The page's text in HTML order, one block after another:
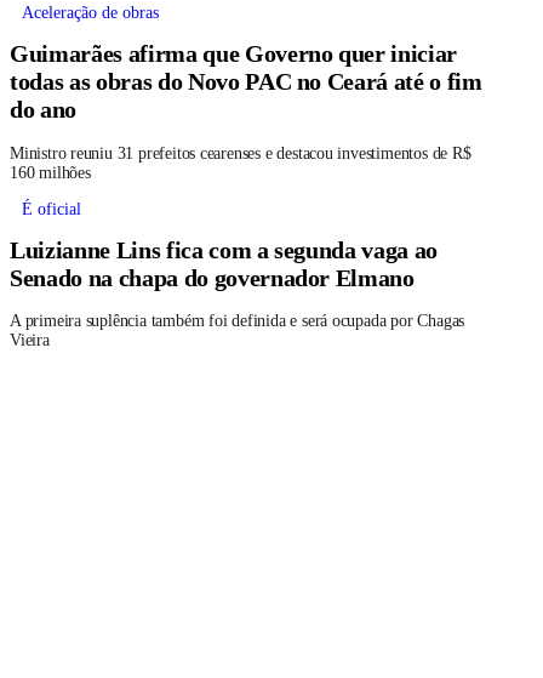
Aceleração de obras
Guimarães afirma que Governo quer iniciar
todas as obras do Novo PAC no Ceará até o fim
do ano
Ministro reuniu 31 prefeitos cearenses e destacou investimentos de R$
160 milhões
É oficial
Luizianne Lins fica com a segunda vaga ao
Senado na chapa do governador Elmano
A primeira suplência também foi definida e será ocupada por Chagas
Vieira